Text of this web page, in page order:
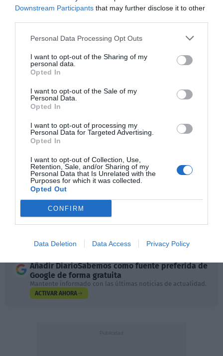
Downstream Participants that may further disclose it to other
Personal Data Processing Opt Outs
I want to opt-out of the Sharing of my
personal data.
Opted In
I want to opt-out of the Sale of my
Personal Data.
Opted In
I want to opt-out of processing my
Personal Data for Targeted Advertising.
Opted In
I want to opt-out of Collection, Use,
Retention, Sale, and/or Sharing of my
Personal Data that Is Unrelated with the
Purposes for which it was collected.
Opted Out
CONFIRM
Data Deletion Data Access Privacy Policy
innovación para los consumidores, ofreciendo una
sensación exquisita de fumada que se convierte en un
momento de celebración para muchas ocasiones. (También
es un puro especial para aquellos que son amantes de la
Tauromaquia.)
Esta edición especial estará disponible en mercados clave
como España, Argentina, Países Bajos y Portugal, entre
AñadirDiarioSabemoscomo fuente preferida de
Google de forma gratuita
Mantente informado con las últimas noticias de actualidad.
ACTIVAR AHORA